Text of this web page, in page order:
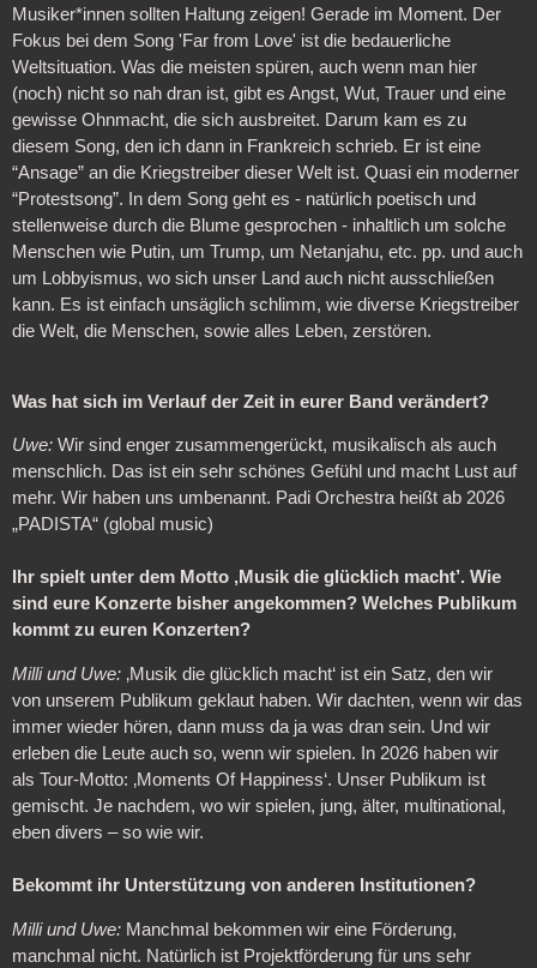
Musiker*innen sollten Haltung zeigen! Gerade im Moment. Der
Fokus bei dem Song 'Far from Love' ist die bedauerliche
Weltsituation. Was die meisten spüren, auch wenn man hier
(noch) nicht so nah dran ist, gibt es Angst, Wut, Trauer und eine
gewisse Ohnmacht, die sich ausbreitet. Darum kam es zu
diesem Song, den ich dann in Frankreich schrieb. Er ist eine
“Ansage” an die Kriegstreiber dieser Welt ist. Quasi ein moderner
“Protestsong”. In dem Song geht es - natürlich poetisch und
stellenweise durch die Blume gesprochen - inhaltlich um solche
Menschen wie Putin, um Trump, um Netanjahu, etc. pp. und auch
um Lobbyismus, wo sich unser Land auch nicht ausschließen
kann. Es ist einfach unsäglich schlimm, wie diverse Kriegstreiber
die Welt, die Menschen, sowie alles Leben, zerstören.
Was hat sich im Verlauf der Zeit in eurer Band verändert?
Uwe:Wir sind enger zusammengerückt, musikalisch als auch
menschlich. Das ist ein sehr schönes Gefühl und macht Lust auf
mehr. Wir haben uns umbenannt. Padi Orchestra heißt ab 2026
„PADISTA“ (global music)
Ihr spielt unter dem Motto ‚Musik die glücklich macht’. Wie
sind eure Konzerte bisher angekommen? Welches Publikum
kommt zu euren Konzerten?
Milli und Uwe:‚Musik die glücklich macht‘ ist ein Satz, den wir
von unserem Publikum geklaut haben. Wir dachten, wenn wir das
immer wieder hören, dann muss da ja was dran sein. Und wir
erleben die Leute auch so, wenn wir spielen. In 2026 haben wir
als Tour-Motto: ‚Moments Of Happiness‘. Unser Publikum ist
gemischt. Je nachdem, wo wir spielen, jung, älter, multinational,
eben divers – so wie wir.
Bekommt ihr Unterstützung von anderen Institutionen?
Milli und Uwe:Manchmal bekommen wir eine Förderung,
manchmal nicht. Natürlich ist Projektförderung für uns sehr